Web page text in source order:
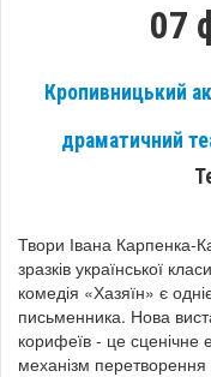
07
Кропивницький
драматичний
Твори Івана Карпенка-
зразків української
комедія «Хазяїн» є
письменника. Нова
корифеїв - це сценічне
механізм